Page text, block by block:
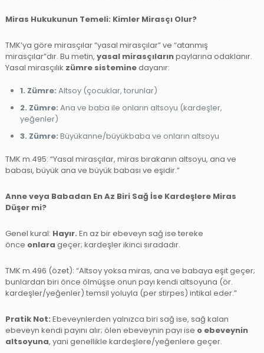
Miras Hukukunun Temeli: Kimler Mirasçı Olur?
TMK’ya göre mirasçılar “yasal mirasçılar” ve “atanmış
mirasçılar”dır. Bu metin,yasal mirasçılarınpaylarına odaklanır.
Yasal mirasçılık zümre sisteminedayanır:
1. Zümre: Altsoy (çocuklar, torunlar)
2. Zümre: Ana ve baba ile onların altsoyu (kardeşler,
yeğenler)
3. Zümre: Büyükanne/büyükbaba ve onların altsoyu
TMK m.495: “Yasal mirasçılar, miras bırakanın altsoyu, ana ve
babası, büyük ana ve büyük babası ve eşidir.”
Anne veya Babadan En Az Biri Sağ İse Kardeşlere Miras
Düşer mi?
Genel kural: Hayır. En az bir ebeveyn sağ ise tereke
önce onlara geçer; kardeşler ikinci sıradadır.
TMK m.496 (özet): “Altsoy yoksa miras, ana ve babaya eşit geçer;
bunlardan biri önce ölmüşse onun payı kendi altsoyu­na (ör.
kardeşler/yeğenler) temsil yoluyla (per stirpes) intikal eder.”
Pratik Not: Ebeveynlerden yalnızca biri sağ ise, sağ kalan
ebeveyn kendi payını alır; ölen ebeveynin payı ise o ebeveynin
altsoyuna, yani genellikle kardeşlere/yeğenlere geçer.